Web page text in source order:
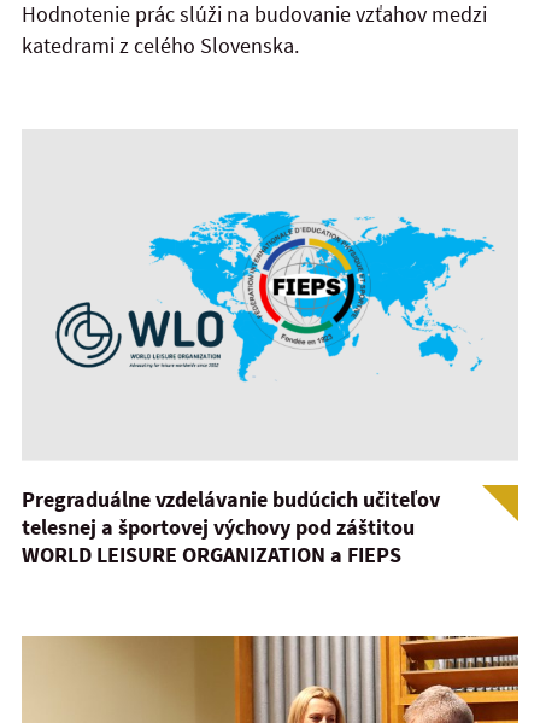
Hodnotenie prác slúži na budovanie vzťahov medzi
katedrami z celého Slovenska.
Pregraduálne vzdelávanie budúcich učiteľov
telesnej a športovej výchovy pod záštitou
WORLD LEISURE ORGANIZATION a FIEPS